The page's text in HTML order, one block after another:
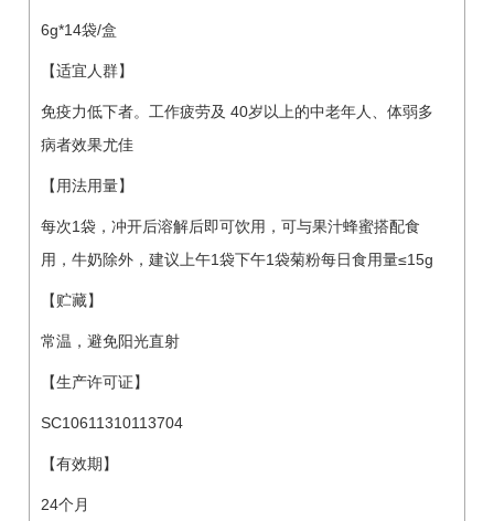
6g*14袋/盒
【适宜人群】
免疫力低下者。工作疲劳及 40岁以上的中老年人、体弱多
病者效果尤佳
【用法用量】
每次1袋，冲开后溶解后即可饮用，可与果汁蜂蜜搭配食
用，牛奶除外，建议上午1袋下午1袋菊粉每日食用量≤15g
【贮藏】
常温，避免阳光直射
【生产许可证】
SC10611310113704
【有效期】
24个月